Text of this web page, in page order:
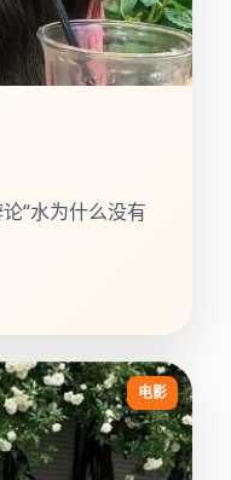
“水为什么没有
电影